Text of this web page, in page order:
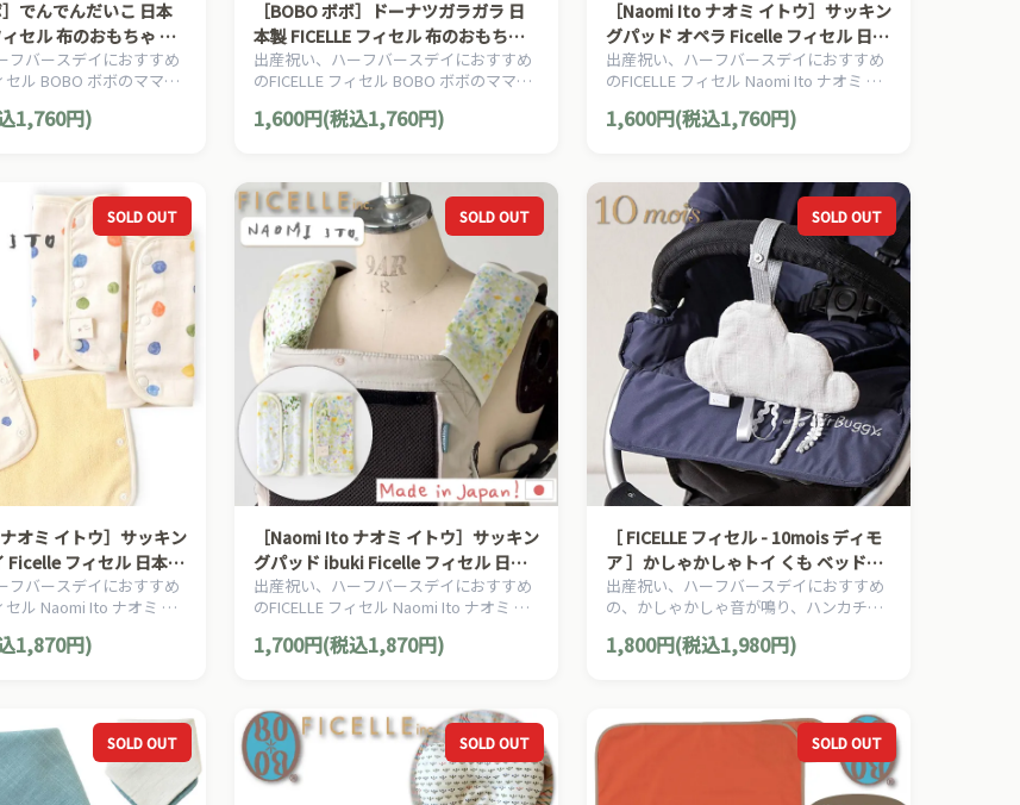
］でんでんだいこ 日本
ィセル 布のおもちゃ ラ
フバースデイにおすすめ
セル BOBO ボボのママ＆
1,760円)
［BOBO ボボ］ドーナツガラガラ 日
本製 FICELLE フィセル 布のおもちゃ
ラトル ガラガラ
出産祝い、ハーフバースデイにおすすめ
のFICELLE フィセル BOBO ボボのママ＆
1,600円(税込1,760円)
［Naomi Ito ナオミ イトウ］サッキン
グパッド オペラ Ficelle フィセル 日本
製 ベルトカバー ベビーカー チャイル
ドシート
出産祝い、ハーフバースデイにおすすめ
のFICELLE フィセル Naomi Ito ナオミ イ
1,600円(税込1,760円)
SOLD OUT
オミ イトウ］サッキン
Ficelle フィセル 日本製
ビーカー チャイルド
フバースデイにおすすめ
セル Naomi Ito ナオミ イ
1,870円)
SOLD OUT
［Naomi Ito ナオミ イトウ］サッキン
グパッド ibuki Ficelle フィセル 日本
製 ベルトカバー ベビーカー チャイル
ドシート
出産祝い、ハーフバースデイにおすすめ
のFICELLE フィセル Naomi Ito ナオミ イ
1,700円(税込1,870円)
SOLD OUT
［ FICELLE フィセル - 10mois ディモ
ア ］かしゃかしゃトイ くも ベッドサ
イド ベビーカーおもちゃ
出産祝い、ハーフバースデイにおすすめ
の、かしゃかしゃ音が鳴り、ハンカチと
ド、ベビーカー用のおもちゃです。
1,800円(税込1,980円)
SOLD OUT SOLD OUT SOLD OUT